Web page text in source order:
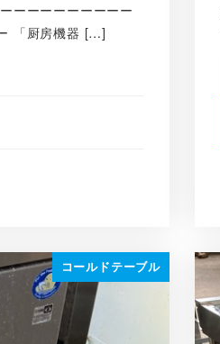
ーーーーーーーーー
「厨房機器 […]
コールドテーブル